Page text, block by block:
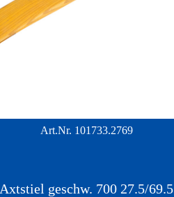
Art.Nr. 101733.2769
Axtstiel geschw. 700 27.5/69.5